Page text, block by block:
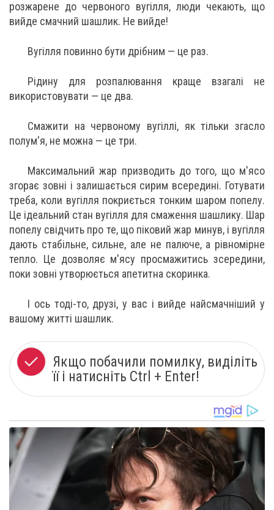
розжарене до червоного вугілля, люди чекають, що
вийде смачний шашлик. Не вийде!
Вугілля повинно бути дрібним — це раз.
Рідину для розпалювання краще взагалі не
використовувати — це два.
Смажити на червоному вугіллі, як тільки згасло
полум'я, не можна — це три.
Максимальний жар призводить до того, що м'ясо
згорає зовні і залишається сирим всередині. Готувати
треба, коли вугілля покриється тонким шаром попелу.
Це ідеальний стан вугілля для смаження шашлику. Шар
попелу свідчить про те, що піковий жар минув, і вугілля
дають стабільне, сильне, але не палюче, а рівномірне
тепло. Це дозволяє м'ясу просмажитись зсередини,
поки зовні утворюється апетитна скоринка.
І ось тоді-то, друзі, у вас і вийде найсмачніший у
вашому житті шашлик.
Якщо побачили помилку, виділіть
її і натисніть Ctrl + Enter!